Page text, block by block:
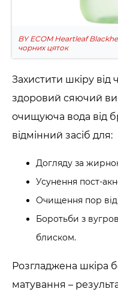
BY ECOM Heartleaf
чорних цяток
Захистити шкіру від
здоровий сяючий
очищуюча вода від
відмінний засіб для:
Догляду за
Усунення пост-
Очищення пор від
Боротьби з
блиском.
Розгладжена шкіра
матування –